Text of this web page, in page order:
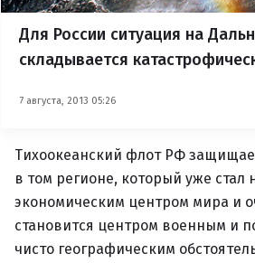
Для России ситуация на
складывается
7 августа, 2013 05:26
Тихоокеанский флот РФ
в том регионе, который уже стал
экономическим центром мира и
становится центром военным и
чисто географическим